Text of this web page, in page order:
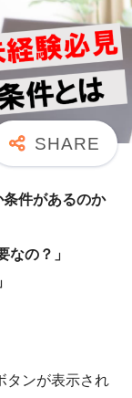
条件があるのか
なの？」
タンが表示され